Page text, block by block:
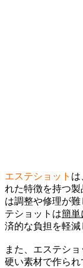
エステショット は
れた特徴を持つ
は調整や修理が
テショットは簡単
済的な負担を軽減
また、エステシ
硬い素材で作ら